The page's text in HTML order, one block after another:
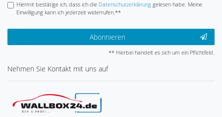
Hiermit bestätige ich, dass ich die Daten­schutz­erklärunggelesen habe. Meine
Einwilligung kann ich jederzeit widerrufen.**
Abonnieren
** Hierbei handelt es sich um ein Pflichtfeld.
Nehmen Sie Kontakt mit uns auf